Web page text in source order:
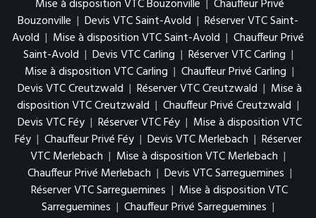
Mise à disposition VTC Bouzonville | Chauffeur Privé
Bouzonville | Devis VTC Saint-Avold | Réserver VTC Saint-
Avold | Mise à disposition VTC Saint-Avold | Chauffeur Privé
Saint-Avold | Devis VTC Carling | Réserver VTC Carling |
Mise à disposition VTC Carling | Chauffeur Privé Carling |
Devis VTC Creutzwald | Réserver VTC Creutzwald | Mise à
disposition VTC Creutzwald | Chauffeur Privé Creutzwald |
Devis VTC Féy | Réserver VTC Féy | Mise à disposition VTC
Féy | Chauffeur Privé Féy | Devis VTC Merlebach | Réserver
VTC Merlebach | Mise à disposition VTC Merlebach |
Chauffeur Privé Merlebach | Devis VTC Sarreguemines |
Réserver VTC Sarreguemines | Mise à disposition VTC
Sarreguemines | Chauffeur Privé Sarreguemines |